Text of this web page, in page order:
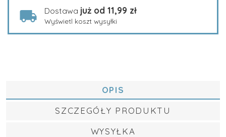
Dostawa już od 11,99 zł
Wyświetl koszt wysyłki
OPIS
SZCZEGÓŁY PRODUKTU
WYSYŁKA